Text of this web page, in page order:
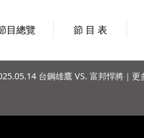
目總覽 節 目 表
台鋼雄鷹 VS. 富邦悍將｜更